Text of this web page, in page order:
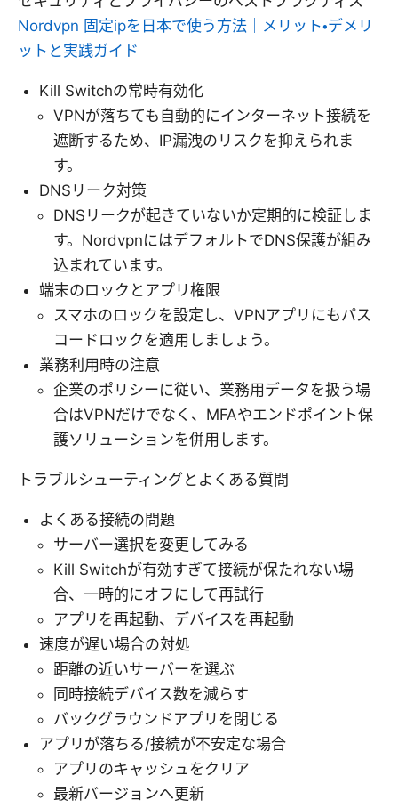
Nordvpn 固定ipを日本で使う方法｜メリット・デメリ
ットと実践ガイド
Kill Switchの常時有効化
VPNが落ちても自動的にインターネット接続を
遮断するため、IP漏洩のリスクを抑えられま
す。
DNSリーク対策
DNSリークが起きていないか定期的に検証しま
す。NordvpnにはデフォルトでDNS保護が組み
込まれています。
端末のロックとアプリ権限
スマホのロックを設定し、VPNアプリにもパス
コードロックを適用しましょう。
業務利用時の注意
企業のポリシーに従い、業務用データを扱う場
合はVPNだけでなく、MFAやエンドポイント保
護ソリューションを併用します。
トラブルシューティングとよくある質問
よくある接続の問題
サーバー選択を変更してみる
Kill Switchが有効すぎて接続が保たれない場
合、一時的にオフにして再試行
アプリを再起動、デバイスを再起動
速度が遅い場合の対処
距離の近いサーバーを選ぶ
同時接続デバイス数を減らす
バックグラウンドアプリを閉じる
アプリが落ちる/接続が不安定な場合
アプリのキャッシュをクリア
最新バージョンへ更新